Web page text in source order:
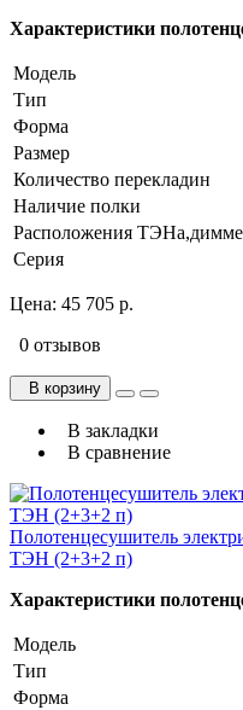
Характеристики
Модель
Тип
Форма
Размер
Количество перекладин
Наличие полки
Расположения
Серия
Цена: 45 705 р.
0 отзывов
В корзину
В закладки
В сравнение
Полотенцесушитель
ТЭН (2+3+2 п)
Характеристики
Модель
Тип
Форма